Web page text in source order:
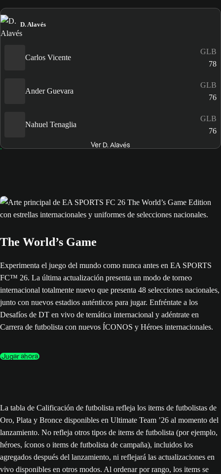
D. Alavés
Carlos Vicente
GLB
78
Ander Guevara
GLB
76
Nahuel Tenaglia
GLB
76
Ver D. Alavés
The World’s Game
Experimenta el juego del mundo como nunca antes en EA SPORTS
FC™ 26. La última actualización presenta un modo de torneo
internacional totalmente nuevo que presenta 48 selecciones nacionales,
junto con nuevos estadios auténticos para jugar. Enfréntate a los
Desafíos de DT en vivo de temática internacional y adéntrate en
Carrera de futbolista con nuevos ÍCONOS y Héroes internacionales.
Jugar ahora
La tabla de Calificación de futbolista refleja los items de futbolistas de
Oro, Plata y Bronce disponibles en Ultimate Team ’26 al momento del
lanzamiento. No refleja otros tipos de items de futbolista (por ejemplo,
héroes, íconos o items de futbolista de campaña), incluidos los
agregados después del lanzamiento, ni reflejará las actualizaciones en
vivo disponibles en otros modos. Al ordenar por rango, los items se